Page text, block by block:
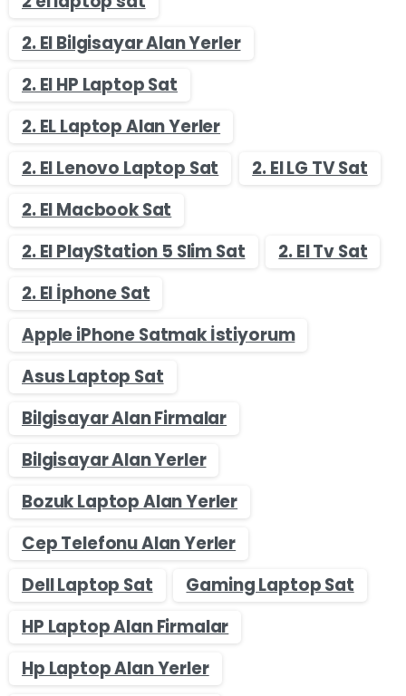
2. El Bilgisayar Alan Yerler
2. El HP Laptop Sat
2. EL Laptop Alan Yerler
2. El Lenovo Laptop Sat
2. El LG TV Sat
2. El Macbook Sat
2. El PlayStation 5 Slim Sat
2. El Tv Sat
2. El İphone Sat
Apple iPhone Satmak İstiyorum
Asus Laptop Sat
Bilgisayar Alan Firmalar
Bilgisayar Alan Yerler
Bozuk Laptop Alan Yerler
Cep Telefonu Alan Yerler
Dell Laptop Sat
Gaming Laptop Sat
HP Laptop Alan Firmalar
Hp Laptop Alan Yerler